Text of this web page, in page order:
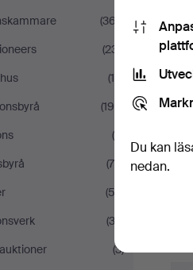
(367)
(231)
(15)
(190)
(4)
(79)
(52)
(33)
(3)
Du kan
nedan.